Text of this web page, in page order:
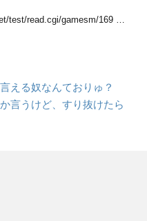
test/read.cgi/gamesm/169 …
える奴なんておりゅ？
言うけど、すり抜けたら